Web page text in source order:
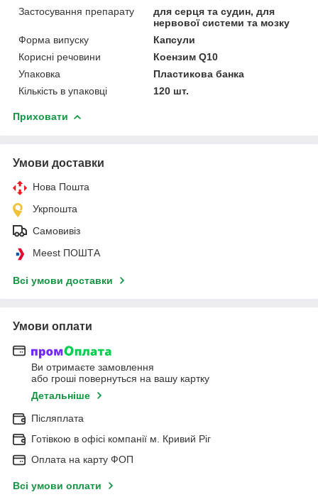
Застосування препарату
для серця та судин, для
нервової системи та мозку
Форма випуску
Капсули
Корисні речовини
Коензим Q10
Упаковка
Пластикова банка
Кількість в упаковці
120 шт.
Приховати
Умови доставки
Нова Пошта
Укрпошта
Самовивіз
Meest ПОШТА
Всі умови доставки
Умови оплати
Ви отримаєте замовлення
або гроші повернуться на вашу картку
Детальніше
Післяплата
Готівкою в офісі компанії м. Кривий Ріг
Оплата на карту ФОП
Всі умови оплати